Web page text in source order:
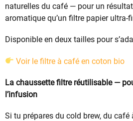
naturelles du café — pour un
aromatique qu’un filtre papier ultra-
Disponible en deux tailles pour
Voir le filtre à café en coton bio
La chaussette filtre réutilisable —
l’infusion
Si tu prépares du cold brew, du